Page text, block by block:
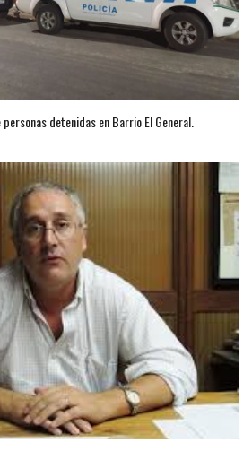
detenidas en Barrio El General.